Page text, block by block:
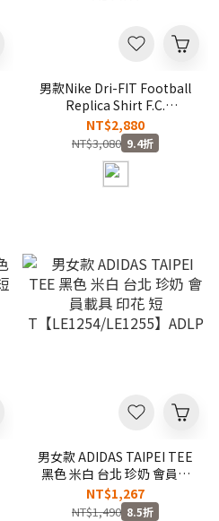
男款Nike Dri-FIT Football
Replica Shirt F.C.
Barcelona 2026/27 巴塞隆
納 主場 足球 俱樂部 球迷版
印花 運動 短T【II1872-
683】ADFIFA
NT$2,880
NT$3,080 9.4折
男女款 ADIDAS TAIPEI TEE
黑色 米白 台北 珍奶 會員載
具 印花 短
T【LE1254/LE1255】ADLP
NT$1,267
NT$1,490 8.5折